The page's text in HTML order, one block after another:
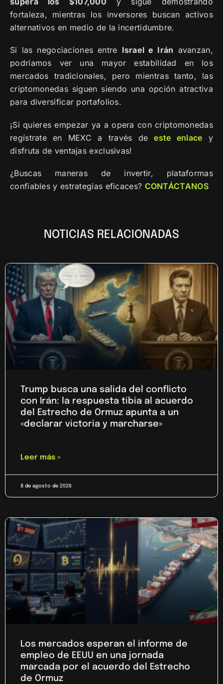
fortaleza, mientras los inversores buscan activos
alternativos en medio de la incertidumbre.
Si las negociaciones entre Israel e Irán avanzan,
podríamos ver una mayor estabilidad en los
mercados tradicionales, pero mientras tanto, las
criptomonedas siguen siendo una opción atractiva
para diversificar portafolios.
¡Si quieres empezar ya a opera con criptomonedas
regístrate en MEXC a través deeste enlace y
disfruta de ventajas exclusivas!
¿Buscas maneras de invertir, plataformas
confiables y estrategias eficaces? CONTÁCTANOS
NOTICIAS RELACIONADAS
Trump busca una salida del conflicto
con Irán: la respuesta tibia al acuerdo
del Estrecho de Ormuz apunta a un
«declarar victoria y marcharse»
Leer más »
8 de agosto de 2026
Los mercados esperan el informe de
empleo de EEUU en una jornada
marcada por el acuerdo del Estrecho
de Ormuz